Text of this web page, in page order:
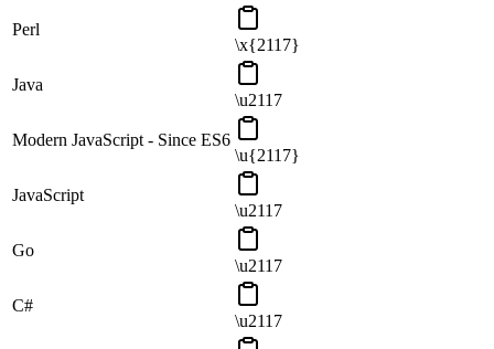
Perl
\x{2117}
Java
\u2117
Modern JavaScript - Since ES6
\u{2117}
JavaScript
\u2117
Go
\u2117
C#
\u2117